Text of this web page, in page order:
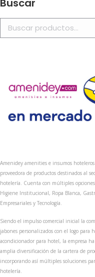
Buscar
Amenidey amenities e insumos
proveedora de productos destinados al
hotelería. Cuenta con múltiples
Higiene Institucional, Ropa Blanca,
Empresariales y Tecnología.
Siendo el impulso comercial inicial la
jabones personalizados con el logo para
acondicionador para hotel, la empresa
amplia diversificación de la cartera de
incorporando así múltiples soluciones
hotelería.